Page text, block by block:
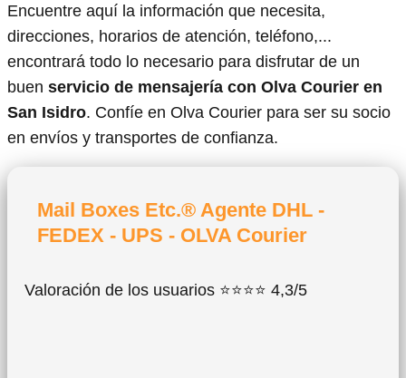
Encuentre aquí la información que necesita,
direcciones, horarios de atención, teléfono,...
encontrará todo lo necesario para disfrutar de un
buen servicio de mensajería con Olva Courier en
San Isidro. Confíe en Olva Courier para ser su socio
en envíos y transportes de confianza.
Mail Boxes Etc.® Agente DHL -
FEDEX - UPS - OLVA Courier
Valoración de los usuarios ⭐⭐⭐⭐ 4,3/5